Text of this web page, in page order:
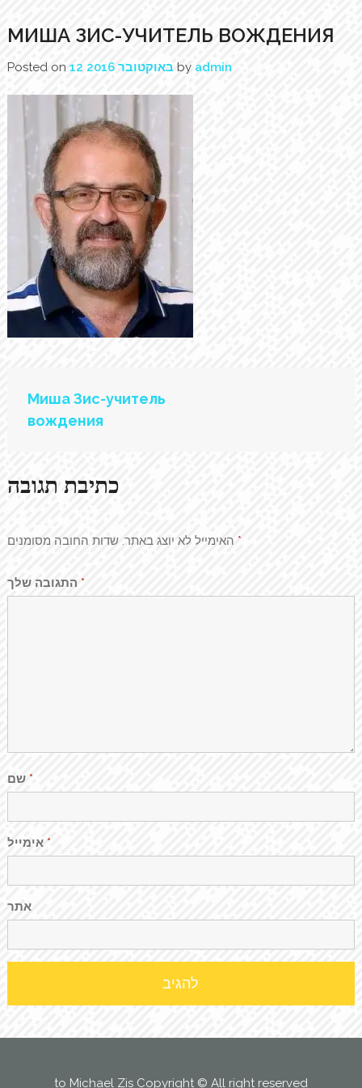
МИША ЗИС-УЧИТЕЛЬ ВОЖДЕНИЯ
Posted on 12 באוקטובר 2016 by admin
ניווט
Миша Зис-учитель
вождения
כתיבת תגובה
האימייל לא יוצג באתר. *
*
שם *
אימייל *
אתר
to Michael Zis Copyright © All right reserved